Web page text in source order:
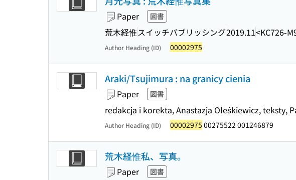
Paper 図書
荒木経惟スイッチパブリッシング2019.11<KC726-
Author Heading (ID) 00002975
Araki/Tsujimura : na granicy cienia
Paper 図書
redakcja i korekta, Anastazja Oleśkiewicz, teksty,
Author Heading (ID) 00002975 00275522 001246879
荒木経惟私、写真。
Paper 図書